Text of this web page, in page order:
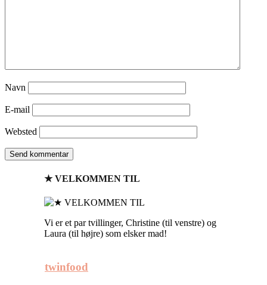
Navn
E-mail
Websted
★ VELKOMMEN TIL
Vi er et par tvillinger, Christine (til venstre) og
Laura (til højre) som elsker mad!
twinfood